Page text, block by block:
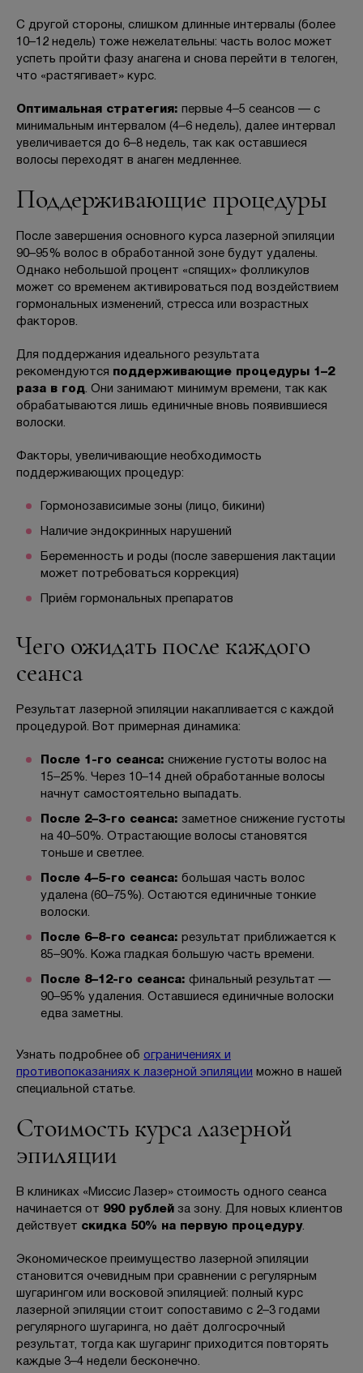
С другой стороны, слишком длинные интервалы (более
10–12 недель) тоже нежелательны: часть волос может
успеть пройти фазу анагена и снова перейти в телоген,
что «растягивает» курс.
Оптимальная стратегия: первые 4–5 сеансов — с
минимальным интервалом (4–6 недель), далее интервал
увеличивается до 6–8 недель, так как оставшиеся
волосы переходят в анаген медленнее.
Поддерживающие процедуры
После завершения основного курса лазерной эпиляции
90–95% волос в обработанной зоне будут удалены.
Однако небольшой процент «спящих» фолликулов
может со временем активироваться под воздействием
гормональных изменений, стресса или возрастных
факторов.
Для поддержания идеального результата
рекомендуются поддерживающие процедуры 1–2
раза в год. Они занимают минимум времени, так как
обрабатываются лишь единичные вновь появившиеся
волоски.
Факторы, увеличивающие необходимость
поддерживающих процедур:
Гормонозависимые зоны (лицо, бикини)
Наличие эндокринных нарушений
Беременность и роды (после завершения лактации
может потребоваться коррекция)
Приём гормональных препаратов
Чего ожидать после каждого
сеанса
Результат лазерной эпиляции накапливается с каждой
процедурой. Вот примерная динамика:
После 1-го сеанса: снижение густоты волос на
15–25%. Через 10–14 дней обработанные волосы
начнут самостоятельно выпадать.
После 2–3-го сеанса: заметное снижение густоты
на 40–50%. Отрастающие волосы становятся
тоньше и светлее.
После 4–5-го сеанса: большая часть волос
удалена (60–75%). Остаются единичные тонкие
волоски.
После 6–8-го сеанса: результат приближается к
85–90%. Кожа гладкая большую часть времени.
После 8–12-го сеанса: финальный результат —
90–95% удаления. Оставшиеся единичные волоски
едва заметны.
Узнать подробнее об ограничениях и
противопоказаниях к лазерной эпиляции можно в нашей
специальной статье.
Стоимость курса лазерной
эпиляции
В клиниках «Миссис Лазер» стоимость одного сеанса
начинается от 990 рублей за зону. Для новых клиентов
действует скидка 50% на первую процедуру.
Экономическое преимущество лазерной эпиляции
становится очевидным при сравнении с регулярным
шугарингом или восковой эпиляцией: полный курс
лазерной эпиляции стоит сопоставимо с 2–3 годами
регулярного шугаринга, но даёт долгосрочный
результат, тогда как шугаринг приходится повторять
каждые 3–4 недели бесконечно.